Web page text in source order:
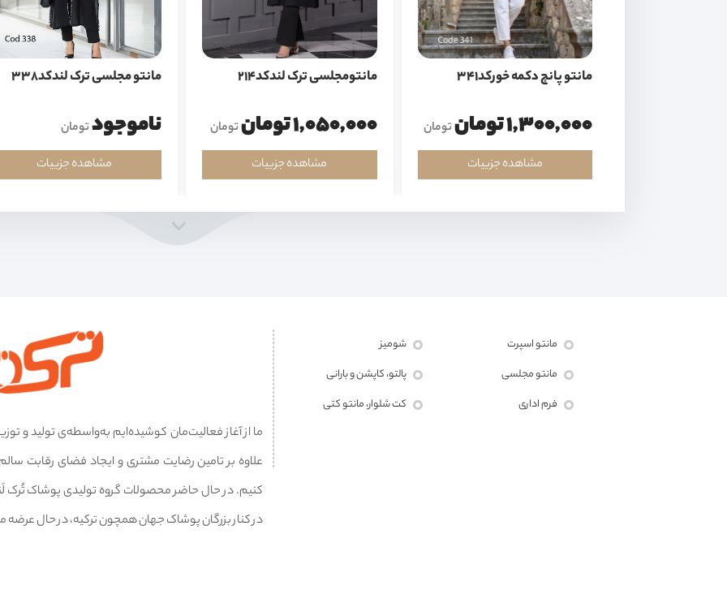
مانتو پانچ دکمه خورکد341
1,300,000 تومان
تومان
مشاهده جزییات
مانتومجلسی ترک لندکد214
1,050,000 تومان
تومان
مشاهده جزییات
مانتو مجلسی ترک لندکد338
ناموجودتومان
مشاهده جزییات
مانتو اسپرت
مانتو مجلسی
فرم اداری
شومیز
پالتو، کاپشن و بارانی
کت شلوار، مانتو کتی
ما از آغاز فعالیت‌مان کوشیده‌ایم به‌واسطه‌ی تولید و
علاوه بر تامین رضایت مشتری و ایجاد فضای رقابت
کنیم. در حال حاضر محصولات گروه تولیدی پوشاک
در کنار بزرگان پوشاک جهان همچون ترکیه، در حال عرضه